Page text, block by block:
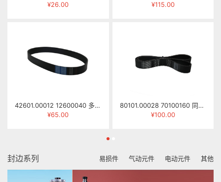
¥26.00
¥115.00
42601.00012 12600040 多楔带 13PK-1190
¥65.00
80101.00028 70100160 同步齿皮带 HTD-8M-1224mm (带宽35mm)
¥100.00
封边系列 易损件 气动元件 电动元件 其他